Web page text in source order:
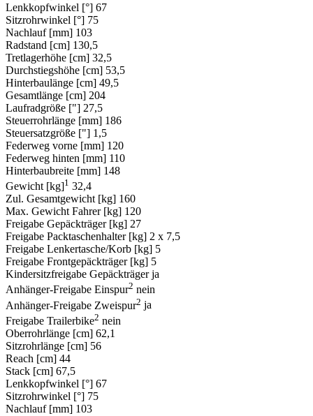
Lenkkopfwinkel [°] 67
Sitzrohrwinkel [°] 75
Nachlauf [mm] 103
Radstand [cm] 130,5
Tretlagerhöhe [cm] 32,5
Durchstiegshöhe [cm] 53,5
Hinterbaulänge [cm] 49,5
Gesamtlänge [cm] 204
Laufradgröße ["] 27,5
Steuerrohrlänge [mm] 186
Steuersatzgröße ["] 1,5
Federweg vorne [mm] 120
Federweg hinten [mm] 110
Hinterbaubreite [mm] 148
Gewicht [kg]1 32,4
Zul. Gesamtgewicht [kg] 160
Max. Gewicht Fahrer [kg] 120
Freigabe Gepäckträger [kg] 27
Freigabe Packtaschenhalter [kg] 2 x 7,5
Freigabe Lenkertasche/Korb [kg] 5
Freigabe Frontgepäckträger [kg] 5
Kindersitzfreigabe Gepäckträger ja
Anhänger-Freigabe Einspur2 nein
Anhänger-Freigabe Zweispur2 ja
Freigabe Trailerbike2 nein
Oberrohrlänge [cm] 62,1
Sitzrohrlänge [cm] 56
Reach [cm] 44
Stack [cm] 67,5
Lenkkopfwinkel [°] 67
Sitzrohrwinkel [°] 75
Nachlauf [mm] 103